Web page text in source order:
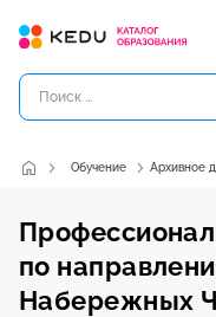
Обучение Архивное
по
Набережных